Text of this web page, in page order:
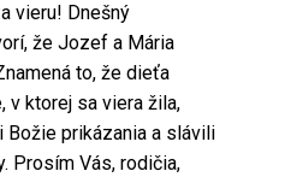
vieru! Dnešný
že Jozef a Mária
to, že dieťa
v ktorej sa viera žila,
Božie prikázania a slávili
Prosím Vás, rodičia,